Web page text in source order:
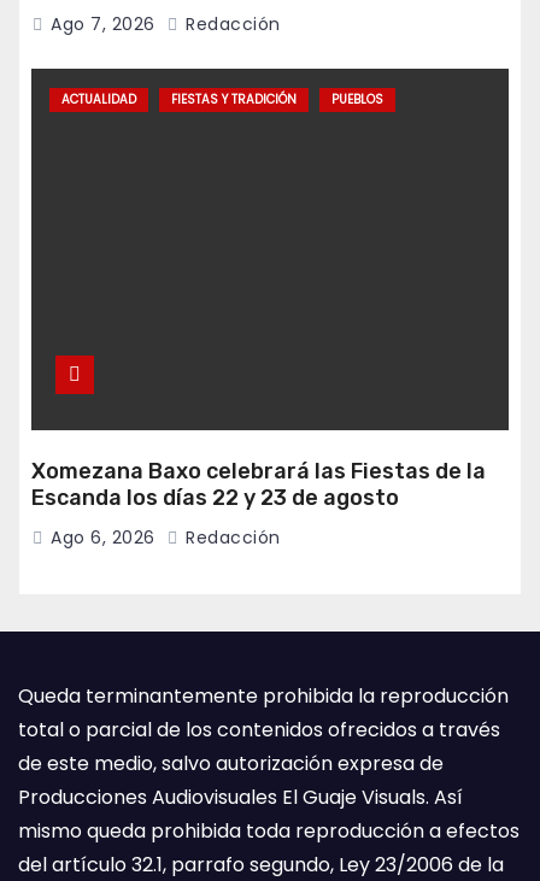
Ago 7, 2026 Redacción
ACTUALIDAD FIESTAS Y TRADICIÓN PUEBLOS
Xomezana Baxo celebrará las Fiestas de la
Escanda los días 22 y 23 de agosto
Ago 6, 2026 Redacción
Queda terminantemente prohibida la reproducción
total o parcial de los contenidos ofrecidos a través
de este medio, salvo autorización expresa de
Producciones Audiovisuales El Guaje Visuals. Así
mismo queda prohibida toda reproducción a efectos
del artículo 32.1, parrafo segundo, Ley 23/2006 de la